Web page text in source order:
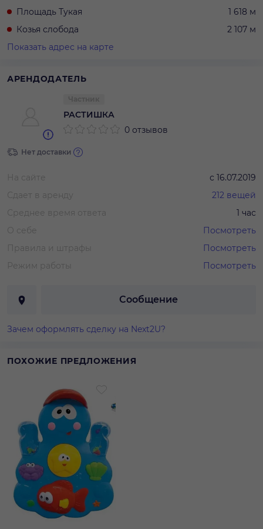
Площадь Тукая
1 618 м
Козья слобода
2 107 м
Показать адрес на карте
АРЕНДОДАТЕЛЬ
РАСТИШКА
0 отзывов
Нет доставки
На сайте с 16.07.2019
Сдает в аренду
212 вещей
Среднее время ответа
1 час
О себе
Посмотреть
Правила и штрафы
Посмотреть
Режим работы
Посмотреть
Сообщение
Зачем оформлять сделку на Next2U?
ПОХОЖИЕ ПРЕДЛОЖЕНИЯ